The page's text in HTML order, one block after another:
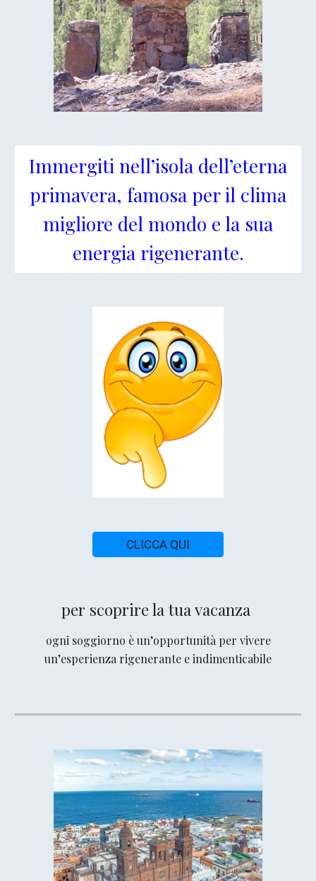
Immergiti nell’isola dell’eterna
primavera, famosa per il clima
migliore del mondo e la sua
energia rigenerante.
CLICCA QUI
per scoprire la tua vacanza
ogni soggiorno è un’opportunità per vivere
un’esperienza rigenerante e indimenticabile